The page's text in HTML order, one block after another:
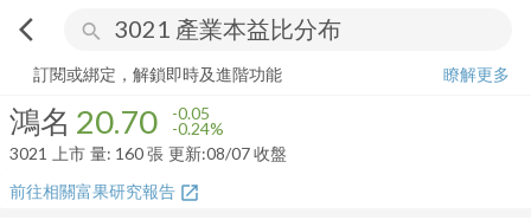
arrow_back_ios search
鴻名 20.70-0.24%
訂閱或綁定，解鎖即時及進階功能
瞭解更多
鴻名 20.70 -0.05
-0.24%
3021
上市 量: 160張 更新:08/07 收盤
前往相關富果研究報告 open_in_new